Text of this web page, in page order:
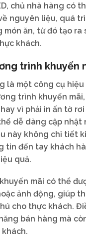
chủ nhà hàng có
nguyên liệu, quá
món ăn, từ đó tạo ra
khách.
trình khuyến
là một công cụ hiệu
trình khuyến
vì phải in ấn tờ
dễ dàng cập nhật
này không chỉ tiết
tin đến tay khách
quả.
mãi có thể
ảnh động, giúp
cho thực khách.
bán hàng mà